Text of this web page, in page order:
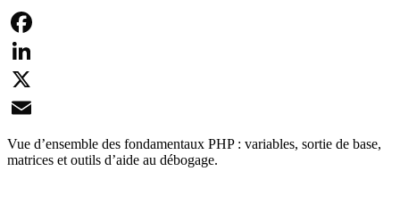
Facebook
LinkedIn
X
Email
Vue d’ensemble des fondamentaux PHP : variables, sortie de base,
matrices et outils d’aide au débogage.